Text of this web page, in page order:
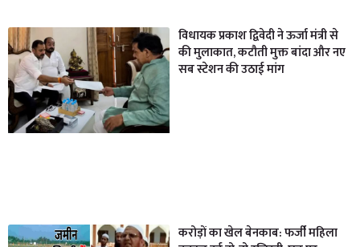
विधायक प्रकाश द्विवेदी ने ऊर्जा मंत्री से
की मुलाकात, कटौती मुक्त बांदा और नए
सब स्टेशन की उठाई मांग
करोड़ों का खेल बेनकाब: फर्जी महिला